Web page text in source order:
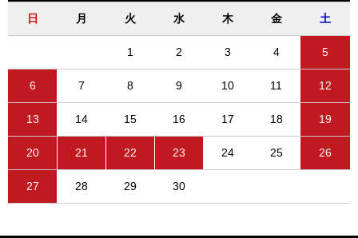
日 月 火 水 木 金 土
1 2 3 4 5
6 7 8 9 10 11 12
13 14 15 16 17 18 19
20 21 22 23 24 25 26
27 28 29 30